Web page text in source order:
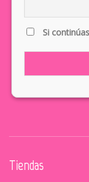
Si
Tiendas